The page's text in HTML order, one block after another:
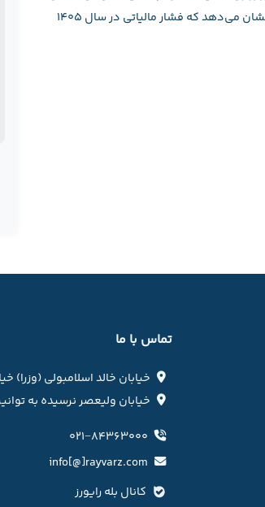
نشان می‌دهد که فشار مالیاتی در سال ۱۴۰۵
تماس با ما
خیابان خالد اسلامبولی (وزرا)
خیابان ولیعصر نرسیده به
۰۲۱−۸۴۳۶۳۰۰۰
info[@]rayvarz.com
کانال بله رایورز